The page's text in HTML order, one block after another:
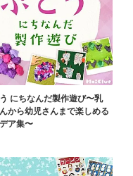
にちなんだ製作遊び〜乳
から幼児さんまで楽しめる
ア集〜